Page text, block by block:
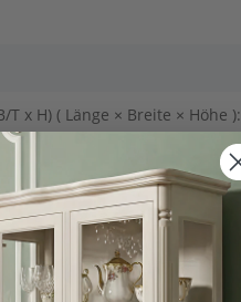
T x H) ( Länge × Breite × Höhe ):